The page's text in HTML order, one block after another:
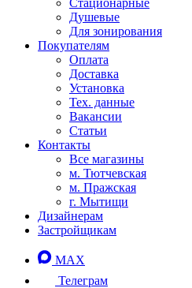
Стационарные
Душевые
Для зонирования
Покупателям
Оплата
Доставка
Установка
Тех. данные
Вакансии
Статьи
Контакты
Все магазины
м. Тютчевская
м. Пражская
г. Мытищи
Дизайнерам
Застройщикам
MAX
Телеграм